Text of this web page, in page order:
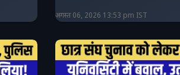
अगस्त 06, 2026 13:53 pm IST